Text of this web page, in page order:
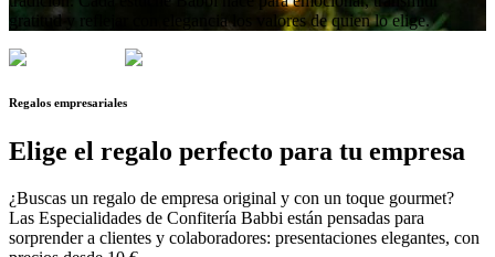
gratitud y reflejar con elegancia los valores de quien lo elige.
Regalos empresariales
Elige el regalo perfecto para tu empresa
¿Buscas un regalo de empresa original y con un toque gourmet?
Las Especialidades de Confitería Babbi están pensadas para
sorprender a clientes y colaboradores: presentaciones elegantes, con